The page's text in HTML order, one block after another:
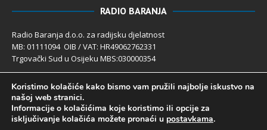
RADIO BARANJA
Radio Baranja d.o.o. za radijsku djelatnost
MB: 01111094 OIB / VAT: HR49062762331
Trgovački Sud u Osijeku MBS:030000354
Temeljni kapital 2.600,00 € uplaćen u cijelosti
Poslovni račun PBZ: 2340009-1100121402
IBAN: HR4123400091100121402
Uprava društva: Ivanka Rusan
Koristimo kolačiće kako bismo vam pružili najbolje iskustvo na
našoj web stranici.
Informacije o kolačićima koje koristimo ili opcije za
isključivanje kolačića možete pronaći u postavkama.